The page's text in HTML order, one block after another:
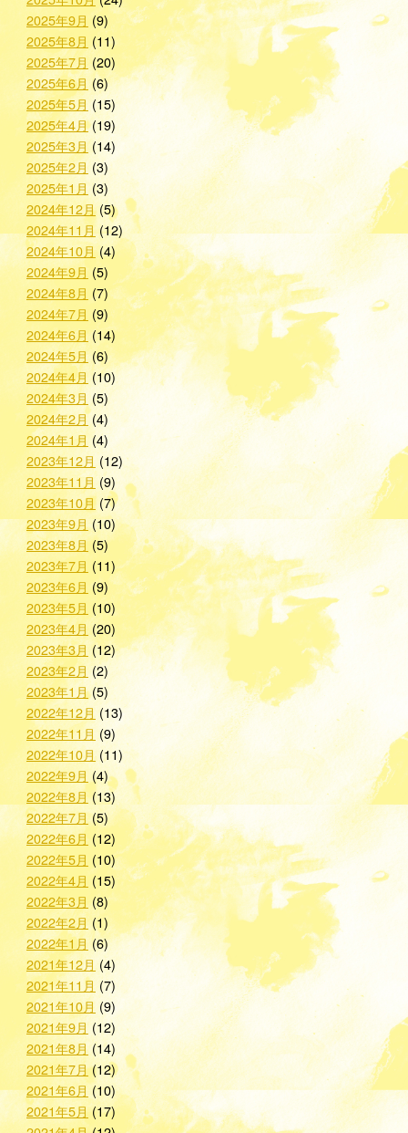
2025年9月 (9)
2025年8月 (11)
2025年7月 (20)
2025年6月 (6)
2025年5月(15)
2025年4月(19)
2025年3月(14)
2025年2月 (3)
2025年1月 (3)
2024年12月(5)
2024年11月(12)
2024年10月(4)
2024年9月 (5)
2024年8月 (7)
2024年7月 (9)
2024年6月(14)
2024年5月(6)
2024年4月 (10)
2024年3月 (5)
2024年2月(4)
2024年1月 (4)
2023年12月 (12)
2023年11月 (9)
2023年10月 (7)
2023年9月(10)
2023年8月 (5)
2023年7月 (11)
2023年6月 (9)
2023年5月 (10)
2023年4月 (20)
2023年3月(12)
2023年2月 (2)
2023年1月(5)
2022年12月 (13)
2022年11月 (9)
2022年10月(11)
2022年9月 (4)
2022年8月(13)
2022年7月(5)
2022年6月 (12)
2022年5月 (10)
2022年4月 (15)
2022年3月 (8)
2022年2月(1)
2022年1月 (6)
2021年12月(4)
2021年11月 (7)
2021年10月 (9)
2021年9月 (12)
2021年8月 (14)
2021年7月(12)
2021年6月 (10)
2021年5月(17)